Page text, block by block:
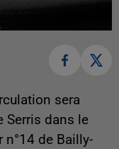
sera
Serris dans le
n°14 de Bailly-